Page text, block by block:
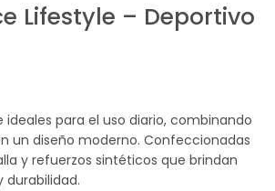
Lifestyle – Deportivo
ideales para el uso diario, combinando
un diseño moderno. Confeccionadas
y refuerzos sintéticos que brindan
durabilidad.